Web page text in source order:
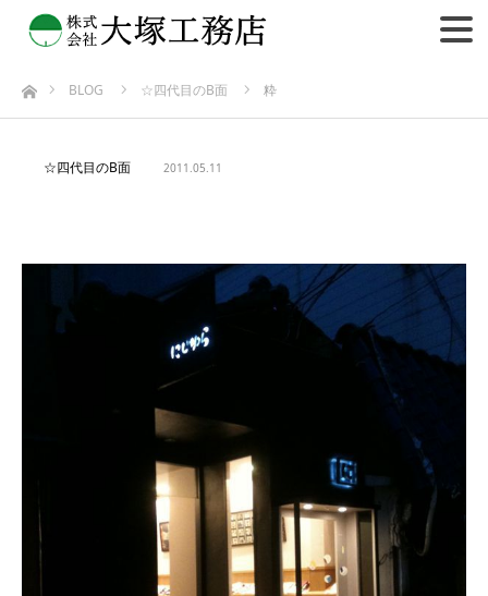
ホームBLOG ☆四代目のB面 粋
☆四代目のB面 2011.05.11